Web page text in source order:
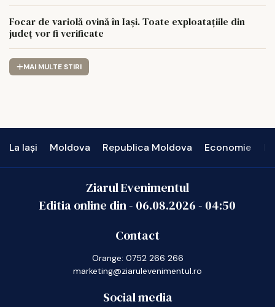
Focar de variolă ovină în Iași. Toate exploatațiile din
județ vor fi verificate
MAI MULTE STIRI
La Iași Moldova Republica Moldova Economie
Ziarul Evenimentul
Editia online din - 06.08.2026- 04:50
Contact
Orange: 0752 266 266
marketing@ziarulevenimentul.ro
Social media